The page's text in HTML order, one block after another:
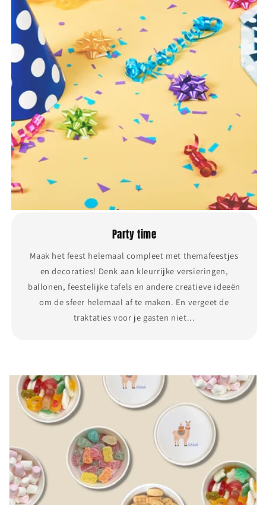
Party time
Maak het feest helemaal compleet met themafeestjes
en decoraties! Denk aan kleurrijke versieringen,
ballonen, feestelijke tafels en andere creatieve ideeën
om de sfeer helemaal af te maken. En vergeet de
traktaties voor je gasten niet...